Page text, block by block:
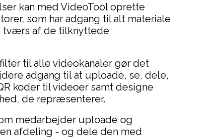
kan med VideoTool oprette
som har adgang til alt materiale
tværs af de tilknyttede
til alle videokanaler gør det
adgang til at uploade, se, dele,
koder til videoer samt designe
de repræsenterer.
medarbejder uploade og
afdeling - og dele den med